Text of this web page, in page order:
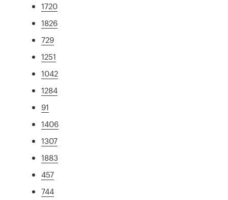
1720
1826
729
1251
1042
1284
91
1406
1307
1883
457
744